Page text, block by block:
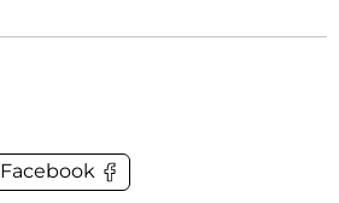
Facebook